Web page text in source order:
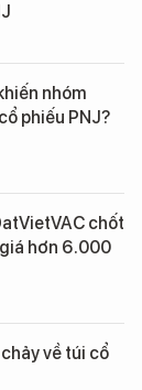
nhóm
phiếu PNJ?
chốt
hơn 6.000
về túi cổ